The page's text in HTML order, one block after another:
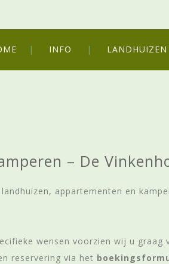
INFO LANDHUIZEN
– De
appartementen en
wensen voorzien wij u
reservering via het